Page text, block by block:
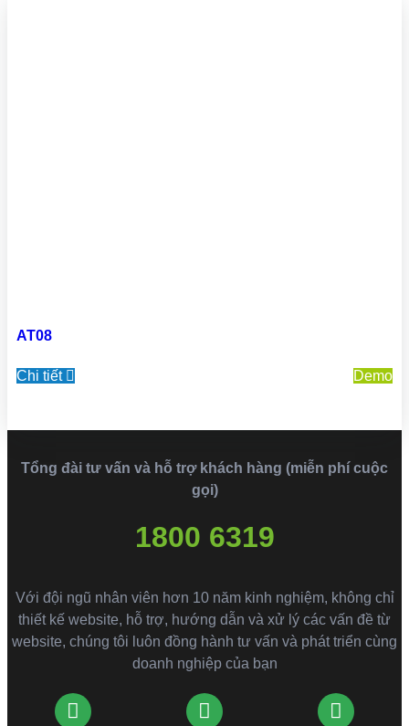
AT08
Chi tiết Demo
Tổng đài tư vấn và hỗ trợ khách hàng (miễn phí cuộc
gọi)
1800 6319
Với đội ngũ nhân viên hơn 10 năm kinh nghiệm, không chỉ
thiết kế website, hỗ trợ, hướng dẫn và xử lý các vấn đề từ
website, chúng tôi luôn đồng hành tư vấn và phát triển cùng
doanh nghiệp của bạn